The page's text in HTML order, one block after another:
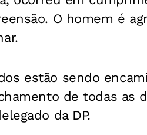
O homem é
estão sendo
de todas as
da DP.